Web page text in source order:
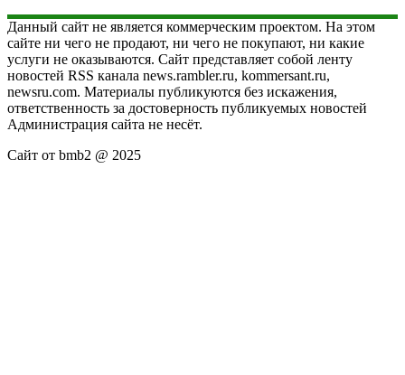
Данный сайт не является коммерческим проектом. На этом
сайте ни чего не продают, ни чего не покупают, ни какие
услуги не оказываются. Сайт представляет собой ленту
новостей RSS канала news.rambler.ru, kommersant.ru,
newsru.com. Материалы публикуются без искажения,
ответственность за достоверность публикуемых новостей
Администрация сайта не несёт.
Сайт от bmb2 @ 2025